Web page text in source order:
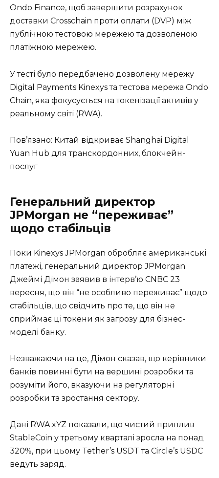
Ondo Finance, щоб завершити розрахунок
доставки Crosschain проти оплати (DVP) між
публічною тестовою мережею та дозволеною
платіжною мережею.
У тесті було передбачено дозволену мережу
Digital Payments Kinexys та тестова мережа Ondo
Chain, яка фокусується на токенізації активів у
реальному світі (RWA).
Пов’язано: Китай відкриває Shanghai Digital
Yuan Hub для транскордонних, блокчейн-
послуг
Генеральний директор
JPMorgan не “переживає”
щодо стабільців
Поки Kinexys JPMorgan обробляє американські
платежі, генеральний директор JPMorgan
Джеймі Дімон заявив в інтерв’ю CNBC 23
вересня, що він “не особливо переживає” щодо
стабільців, що свідчить про те, що він не
сприймає ці токени як загрозу для бізнес-
моделі банку.
Незважаючи на це, Дімон сказав, що керівники
банків повинні бути на вершині розробки та
розуміти його, вказуючи на регуляторні
розробки та зростання сектору.
Дані RWA.xYZ показали, що чистий приплив
StableCoin у третьому кварталі зросла на понад
320%, при цьому Tether’s USDT та Circle’s USDC
ведуть заряд.